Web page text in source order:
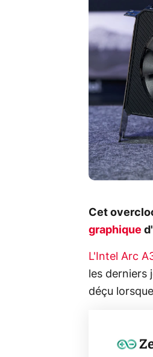
Cet
graphique
L'Intel Arc
les
déçu